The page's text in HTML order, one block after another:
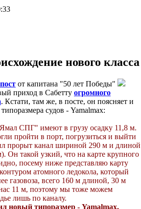
нового класса
от капитана "50 лет Победы"
приход в Сабетту огромного
. Кстати, там же, в посте, он поясняет и
судов - Yamalmax:
СПГ" имеют в грузу осадку 11,8 м.
пройти в порт, погрузиться и выйти
прорыт канал шириной 290 м и длиной
Он такой узкий, что на карте крупного
посему ниже представляю карту
атомного ледокола, который
газовоза, всего 160 м длиной, 30 м
11 м, поэтому мы тоже можем
лишь по каналу.
новый типоразмер - Yamalmax.